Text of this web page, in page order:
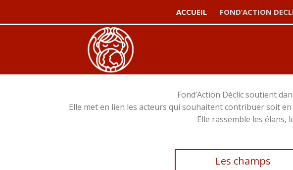
ACCUEIL FOND’ACTION
Fond’Action Déclic soutient
Elle met en lien les acteurs qui souhaitent contribuer soit
Elle rassemble les élans,
Les champs